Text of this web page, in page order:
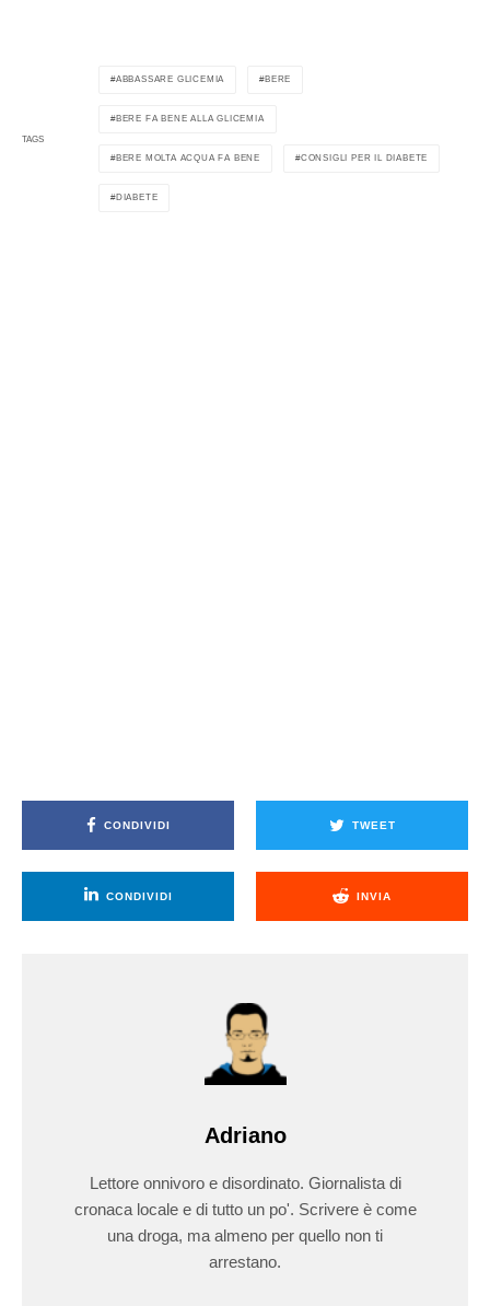
TAGS
ABBASSARE GLICEMIA BERE
BERE FA BENE ALLA GLICEMIA
BERE MOLTA ACQUA FA BENE CONSIGLI PER IL DIABETE
DIABETE
CONDIVIDI TWEET
CONDIVIDI INVIA
Adriano
Lettore onnivoro e disordinato. Giornalista di
cronaca locale e di tutto un po'. Scrivere è come
una droga, ma almeno per quello non ti
arrestano.